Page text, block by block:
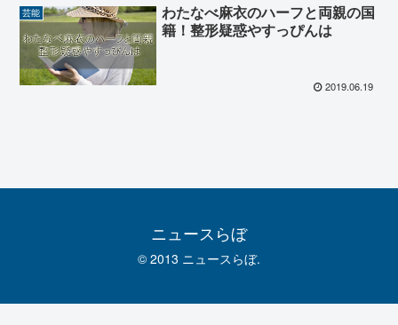
芸能
わたなべ麻衣のハーフと両親の国
籍！整形疑惑やすっぴんは
2019.06.19
ニュースらぼ
© 2013 ニュースらぼ.